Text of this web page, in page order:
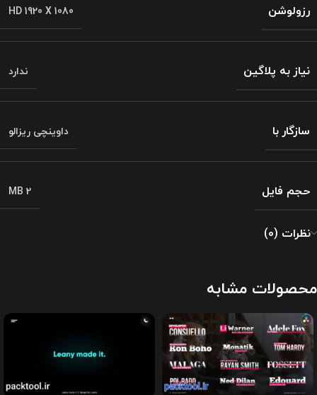
رزولوشن HD 1920 X 1080
نیاز به پلاگین ندارد
سازگار با داوینچی ریزالو
حجم فایل 2 MB
نظرات (0)
محصولات مشابه